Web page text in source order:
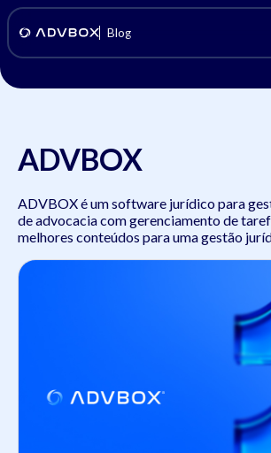
Blog
ADVBOX
ADVBOX é um software jurídico para
de advocacia com gerenciamento de
melhores conteúdos para uma gestão